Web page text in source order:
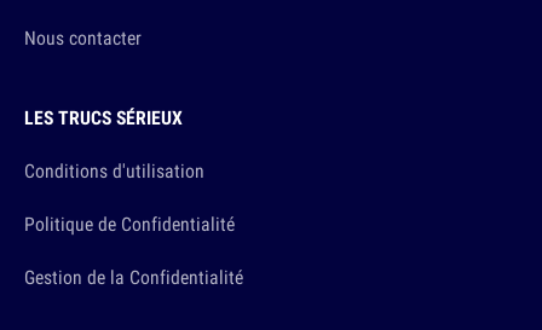
Nous contacter
LES TRUCS SÉRIEUX
Conditions d'utilisation
Politique de Confidentialité
Gestion de la Confidentialité